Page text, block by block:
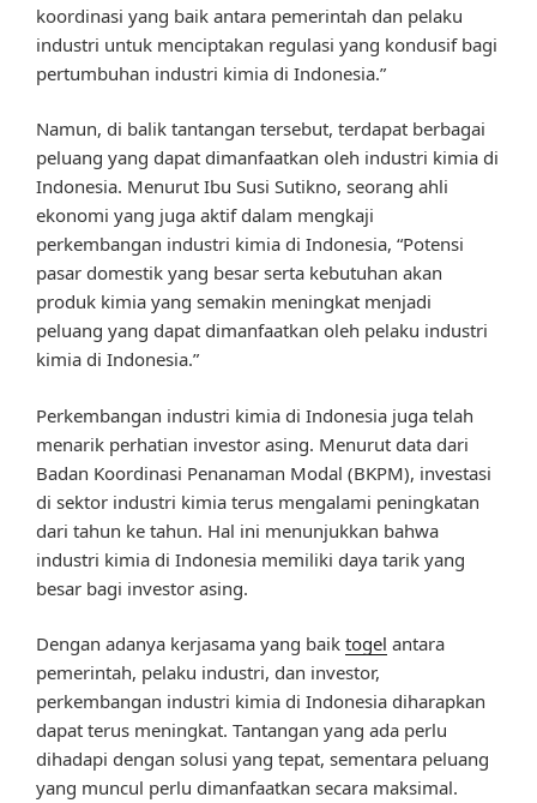
koordinasi yang baik antara pemerintah dan pelaku
industri untuk menciptakan regulasi yang kondusif bagi
pertumbuhan industri kimia di Indonesia.”
Namun, di balik tantangan tersebut, terdapat berbagai
peluang yang dapat dimanfaatkan oleh industri kimia di
Indonesia. Menurut Ibu Susi Sutikno, seorang ahli
ekonomi yang juga aktif dalam mengkaji
perkembangan industri kimia di Indonesia, “Potensi
pasar domestik yang besar serta kebutuhan akan
produk kimia yang semakin meningkat menjadi
peluang yang dapat dimanfaatkan oleh pelaku industri
kimia di Indonesia.”
Perkembangan industri kimia di Indonesia juga telah
menarik perhatian investor asing. Menurut data dari
Badan Koordinasi Penanaman Modal (BKPM), investasi
di sektor industri kimia terus mengalami peningkatan
dari tahun ke tahun. Hal ini menunjukkan bahwa
industri kimia di Indonesia memiliki daya tarik yang
besar bagi investor asing.
Dengan adanya kerjasama yang baik togel antara
pemerintah, pelaku industri, dan investor,
perkembangan industri kimia di Indonesia diharapkan
dapat terus meningkat. Tantangan yang ada perlu
dihadapi dengan solusi yang tepat, sementara peluang
yang muncul perlu dimanfaatkan secara maksimal.